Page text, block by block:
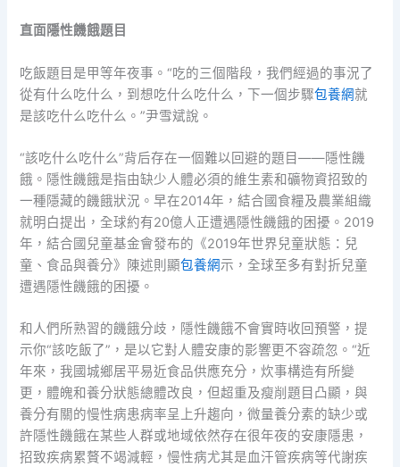
直面隱性饑餓題目
吃飯題目是甲等年夜事。“吃的三個階段，我們經過的事況了
從有什么吃什么，到想吃什么吃什么，下一個步驟包養網就
是該吃什么吃什么。”尹雪斌說。
“該吃什么吃什么”背后存在一個難以回避的題目——隱性饑
餓。隱性饑餓是指由缺少人體必須的維生素和礦物資招致的
一種隱藏的饑餓狀況。早在2014年，結合國食糧及農業組織
就明白提出，全球約有20億人正遭遇隱性饑餓的困擾。2019
年，結合國兒童基金會發布的《2019年世界兒童狀態：兒
童、食品與養分》陳述則顯包養網示，全球至多有對折兒童
遭遇隱性饑餓的困擾。
和人們所熟習的饑餓分歧，隱性饑餓不會實時收回預警，提
示你“該吃飯了”，是以它對人體安康的影響更不容疏忽。“近
年來，我國城鄉居平易近食品供應充分，炊事構造有所變
更，體魄和養分狀態總體改良，但超重及瘦削題目凸顯，與
養分有關的慢性病患病率呈上升趨向，微量養分素的缺少或
許隱性饑餓在某些人群或地域依然存在很年夜的安康隱患，
招致疾病累贅不竭減輕，慢性病尤其是血汗管疾病等代謝疾